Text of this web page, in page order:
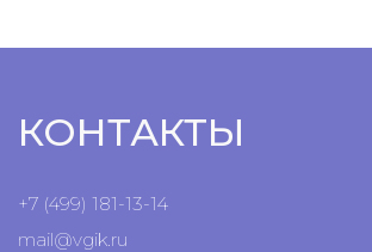
КОНТАКТЫ
+7 (499) 181-13-14
mail@vgik.ru